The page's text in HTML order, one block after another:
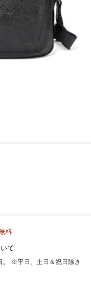
料
て
。 ※平日、土日＆祝日除き